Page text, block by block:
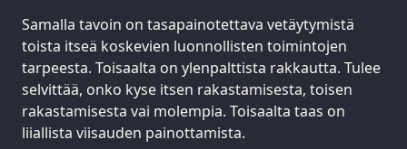
Samalla tavoin on tasapainotettava vetäytymistä
toista itseä koskevien luonnollisten toimintojen
tarpeesta. Toisaalta on ylenpalttista rakkautta. Tulee
selvittää, onko kyse itsen rakastamisesta, toisen
rakastamisesta vai molempia. Toisaalta taas on
liiallista viisauden painottamista.